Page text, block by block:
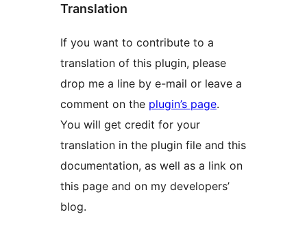
Translation
If you want to contribute to a
translation of this plugin, please
drop me a line by e-mail or leave a
comment on the plugin’s page.
You will get credit for your
translation in the plugin file and this
documentation, as well as a link on
this page and on my developers’
blog.